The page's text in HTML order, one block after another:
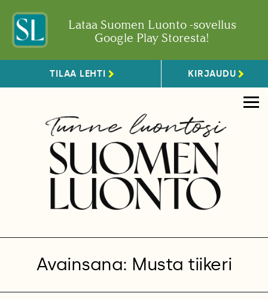
Lataa Suomen Luonto -sovellus
Google Play Storesta!
TILAA LEHTI KIRJAUDU
Avainsana: Musta tiikeri